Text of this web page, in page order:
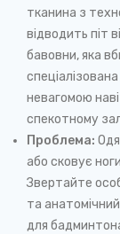
тканина з
відводить піт
бавовни, яка
невагомою
спекотному
Проблема:
або сковує
Звертайте
та
для